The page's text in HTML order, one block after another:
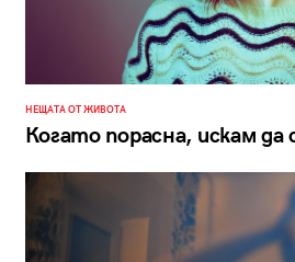
НЕЩАТА ОТ ЖИВОТА
Когато порасна, искам да